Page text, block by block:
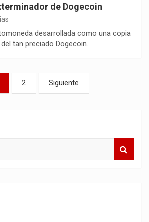
de Dogecoin
desarrollada como una copia
tan preciado Dogecoin.
2 Siguiente